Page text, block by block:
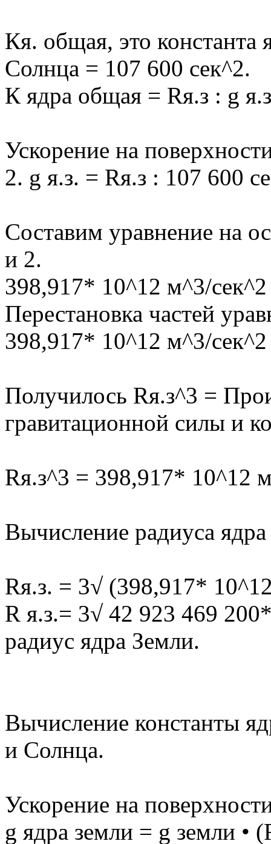
Кя. общая, это константа
Солнца = 107 600 сек^2.
К ядра общая = Rя.з : g
Ускорение на
2. g я.з. = Rя.з : 107 600
Составим уравнение на
и 2.
398,917* 10^12 м^3/
Перестановка частей
398,917* 10^12 м^3/сек^2
Получилось Rя.з^3 =
гравитационной силы и
Rя.з^3 = 398,917* 10^12
Вычисление радиуса
Rя.з. = 3√ (398,917*
R я.з.= 3√ 42 923 469
радиус ядра Земли.
Вычисление константы
и Солнца.
Ускорение на
g ядра земли = g земли •